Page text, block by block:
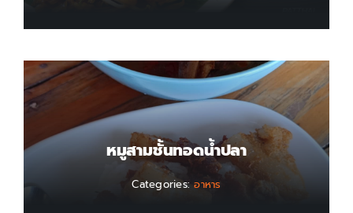
หมูสามชั้นทอดน้ำปลา
Categories:อาหาร